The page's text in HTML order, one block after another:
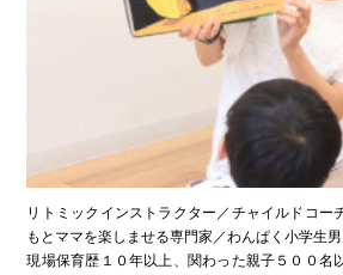
リトミックインストラクター／チャイルドコー
もとママを楽しませる専門家／わんぱく小学生
現場保育歴１０年以上、関わった親子５００名